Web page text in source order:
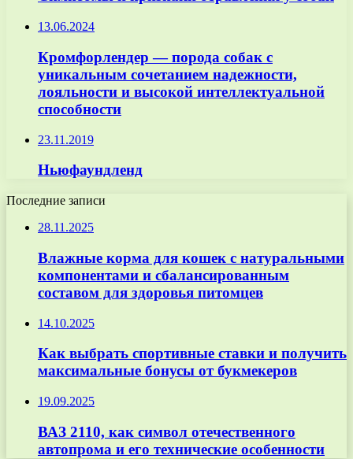
13.06.2024
Кромфорлендер — порода собак с
уникальным сочетанием надежности,
лояльности и высокой интеллектуальной
способности
23.11.2019
Ньюфаундленд
Последние записи
28.11.2025
Влажные корма для кошек с натуральными
компонентами и сбалансированным
составом для здоровья питомцев
14.10.2025
Как выбрать спортивные ставки и получить
максимальные бонусы от букмекеров
19.09.2025
ВАЗ 2110, как символ отечественного
автопрома и его технические особенности